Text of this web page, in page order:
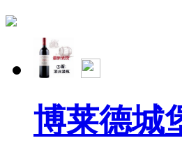
博莱德城